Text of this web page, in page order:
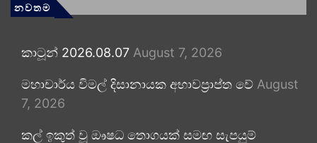
නවතම
කාටූන් 2026.08.07 August 7, 2026
මහාචාර්ය විමල් දිසානායක අභාවප්‍රාප්ත වේ August
7, 2026
කල් ඉකුත් වූ ඖෂධ තොගයක් සමඟ සැපයුම්